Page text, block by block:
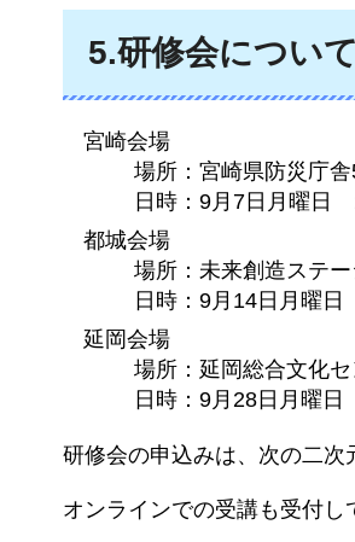
5.研修会について
宮崎会場
場所：宮崎県防災庁
日 時：9月7日月曜日
都城会場
場所：未来創造ステ
日 時：9月14日月曜日
延岡会場
場所：延岡総合文化
日 時：9月28日月曜日
研修会の申込みは、次の二次
オンラインでの受講も受付し